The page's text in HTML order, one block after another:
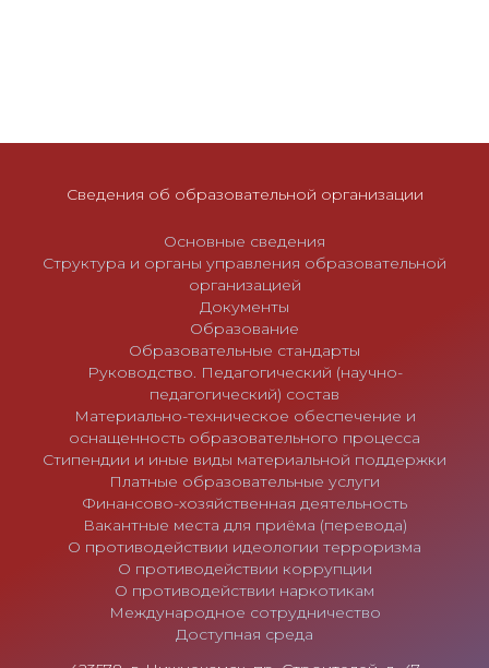
а
Сведения об образовательной организации
Основные сведения
Структура и органы управления образовательной
организацией
Документы
Образование
Образовательные стандарты
Руководство. Педагогический (научно-
педагогический) состав
Материально-техническое обеспечение и
оснащенность образовательного процесса
Стипендии и иные виды материальной поддержки
Платные образовательные услуги
Финансово-хозяйственная деятельность
Вакантные места для приёма (перевода)
О противодействии идеологии терроризма
О противодействии коррупции
О противодействии наркотикам
Международное сотрудничество
Доступная среда